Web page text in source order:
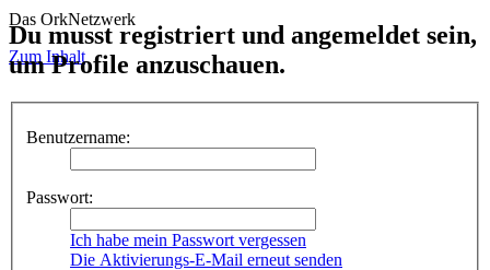
Das OrkNetzwerk
Zum Inhalt
Du musst registriert und angemeldet sein,
um Profile anzuschauen.
Benutzername:
Passwort:
Ich habe mein Passwort vergessen
Die Aktivierungs-E-Mail erneut senden